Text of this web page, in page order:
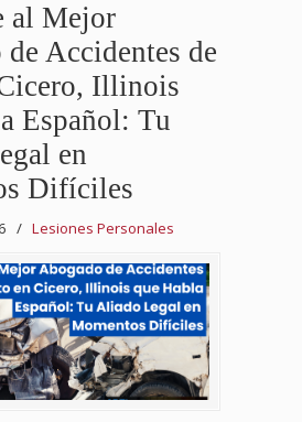
al Mejor
Accidentes de
Illinois
Español: Tu
en
Difíciles
/ Lesiones Personales